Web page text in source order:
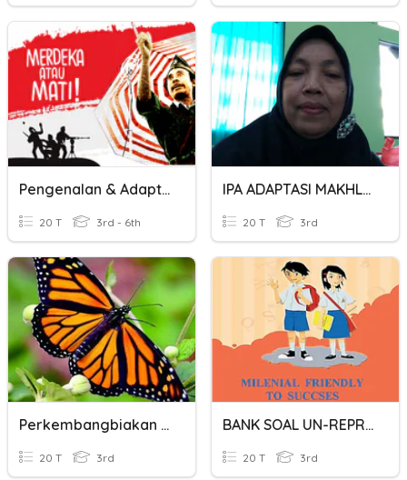
Pengenalan & Adaptasi Teknologi 7
20 T 3rd - 6th
IPA ADAPTASI MAKHLUK HIDUP
20 T 3rd
Perkembangbiakan Hewan Dan Tumbuhan
20 T 3rd
BANK SOAL UN-REPRODUKSI TUMBUHAN DAN HEWAN
20 T 3rd